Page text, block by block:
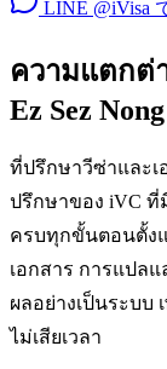
LINE @iVisa
ความแตกต่
Ez Sez
ที่ปรึกษาวีซ่าและเ
ปรึกษาของ iVC ที่
ครบทุกขั้นตอนตั้ง
เอกสาร การแปล
ผลอย่างเป็นระบบ
ไม่เสียเวลา